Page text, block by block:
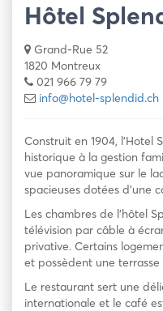
Hôtel
Grand-Rue 52
1820 Montreux
021 966 79 79
info@hotel-splendid.ch
Construit en 1904, l’Hotel
historique à la gestion
vue panoramique sur le
spacieuses dotées d’une
Les chambres de l’hôtel
télévision par câble à
privative. Certains
et possèdent une
Le restaurant sert une
internationale et le café